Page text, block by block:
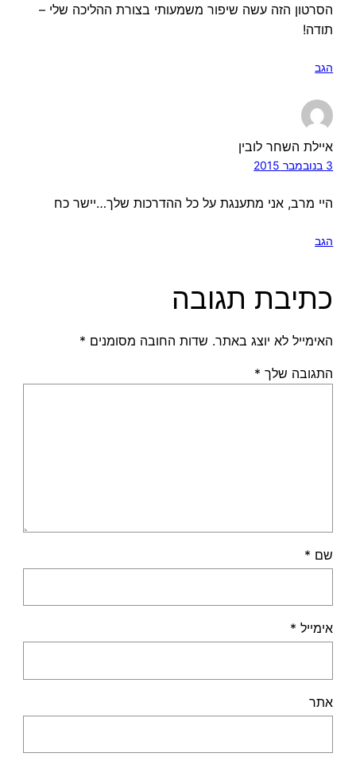
הסרטון הזה עשה שיפור משמעותי בצורת ההליכה שלי –
תודה!
הגב
איילת השחר לובין
3 בנובמבר 2015
היי מרב, אני מתענגת על כל ההדרכות שלך…יישר כח
הגב
כתיבת תגובה
האימייל לא יוצג באתר. שדות החובה מסומנים *
התגובה שלך *
שם *
אימייל *
אתר